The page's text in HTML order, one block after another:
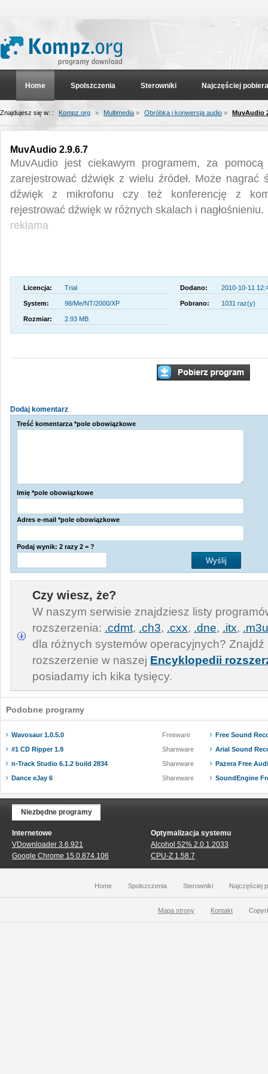
Home Spolszczenia Sterowniki Najczęściej
Znajdujesz się w: : Kompz.org » Multimedia » Obróbka i konwersja audio » MuvAudio
MuvAudio 2.9.6.7
MuvAudio jest ciekawym programem, za
zarejestrować dźwięk z wielu źródeł. Może nagrać
dźwięk z mikrofonu czy też konferencję z
rejestrować dźwięk w różnych skalach i nagłośnieniu.
reklama
Licencja: Trial Dodano: 2010-10-11
System: 98/Me/NT/2000/XP Pobrano: 1031 raz(y)
Rozmiar: 2.93 MB
Dodaj komentarz
Treść komentarza *pole obowiązkowe
Imię *pole obowiązkowe
Adres e-mail *pole obowiązkowe
Podaj wynik: 2 razy 2 = ?
Czy wiesz, że?
W naszym serwisie znajdziesz listy
rozszerzenia: .cdmt, .ch3, .cxx, .dne, .itx,
dla różnych systemów operacyjnych? Znajdź
rozszerzenie w naszej Encyklopedii
posiadamy ich kika tysięcy.
Podobne programy
Wavosaur 1.0.5.0
Freeware
#1 CD Ripper 1.9
Shareware
n-Track Studio 6.1.2 build 2834
Shareware
Dance eJay 6
Shareware
Free Sound
Arial Sound
Pazera Free
SoundEngine
Niezbędne programy
Internetowe
VDownloader 3.6.921
Google Chrome 15.0.874.106
Optymalizacja systemu
Alcohol 52% 2.0.1.2033
CPU-Z 1.58.7
Home Spolszczenia Sterowniki Najczęściej
Mapa strony Kontakt